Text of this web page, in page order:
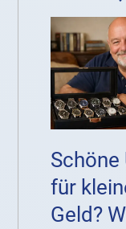
Schöne
für
Geld?